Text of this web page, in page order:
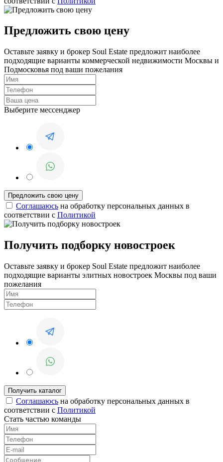
Предложить свою цену
Оставьте заявку и брокер Soul Estate предложит наиболее
подходящие варианты коммерческой недвижимости Москвы и
Подмосковья под ваши пожелания
Выберите мессенджер
Соглашаюсь на обработку персональных данных в
соответствии с Политикой
Получить подборку новостроек
Оставьте заявку и брокер Soul Estate предложит наиболее
подходящие варианты элитных новостроек Москвы под ваши
пожелания
Соглашаюсь на обработку персональных данных в
соответствии с Политикой
Стать частью команды